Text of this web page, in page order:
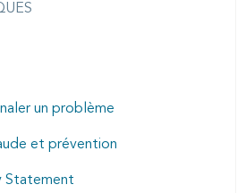
un problème
et prévention
Statement